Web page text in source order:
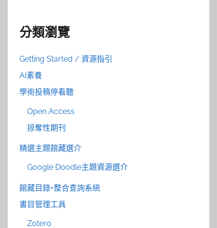
分類瀏覽
Getting Started / 資源指引
AI素養
學術投稿停看聽
Open Access
掠奪性期刊
精選主題館藏選介
Google Doodle主題資源選介
館藏目錄+整合查詢系統
書目管理工具
Zotero